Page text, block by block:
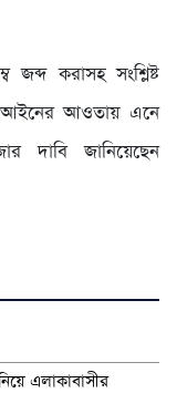
জব্দ করাসহ সংশ্লিষ্ট
আইনের আওতায় এনে
দাবি জানিয়েছেন
এলাকাবাসীর